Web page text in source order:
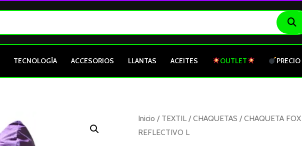
TECNOLOGÍA ACCESORIOS LLANTAS ACEITES OUTLET PRECIO
Inicio / TEXTIL /CHAQUETAS / CHAQUETA
REFLECTIVO L
CHAQUETA
FOX